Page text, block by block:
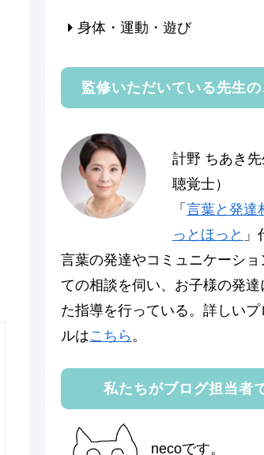
身体・運動・遊び
監修いただいている先生
計野 ちあき
聴覚士）
「 言葉と発達
っとほっと 」
言葉の発達やコミュニケーショ
ての相談を伺い、お子様の発
た指導を行っている。詳しいプ
ルはこちら 。
私たちがブログ担当者
necoです。